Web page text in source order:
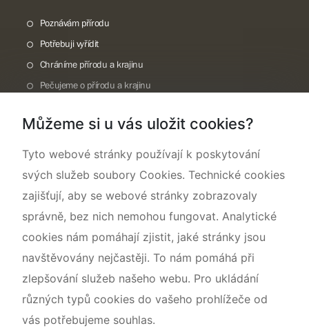
Poznávám přírodu
Potřebuji vyřídit
Chráníme přírodu a krajinu
Pečujeme o přírodu a krajinu
O nás
Můžeme si u vás uložit cookies?
Tyto webové stránky používají k poskytování
svých služeb soubory Cookies. Technické cookies
zajišťují, aby se webové stránky zobrazovaly
správně, bez nich nemohou fungovat. Analytické
cookies nám pomáhají zjistit, jaké stránky jsou
navštěvovány nejčastěji. To nám pomáhá při
zlepšování služeb našeho webu. Pro ukládání
různých typů cookies do vašeho prohlížeče od
vás potřebujeme souhlas.